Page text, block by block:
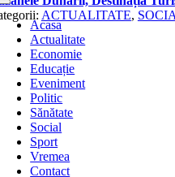
Toggle
Navigation
Acasa
Actualitate
Economie
Educație
Eveniment
Politic
Sănătate
Social
Sport
Vremea
Contact